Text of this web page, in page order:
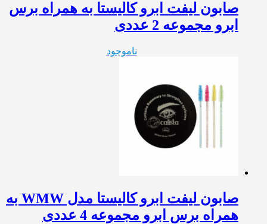
صابون لیفت ابرو کالیستا به همراه برس
ابرو مجموعه 2 عددی
ناموجود
صابون لیفت ابرو کالیستا مدل WMW به
همراه برس ابرو مجموعه 4 عددی